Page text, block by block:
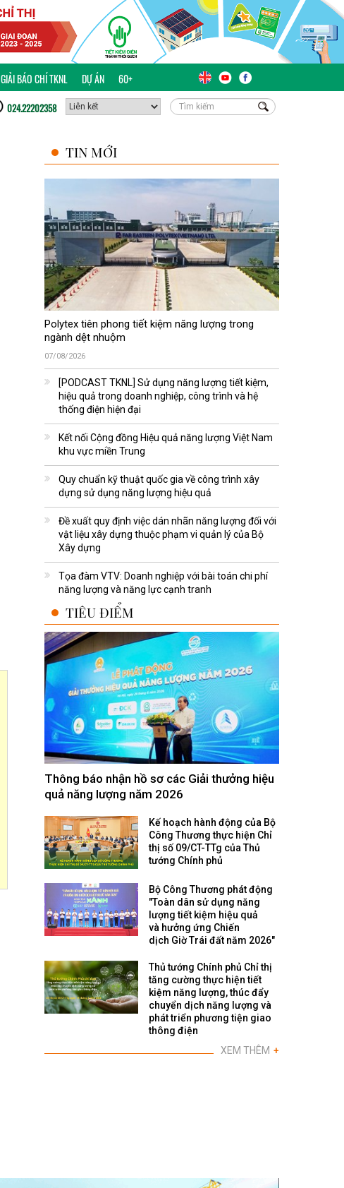
GIẢI BÁO CHÍ TKNL DỰ ÁN 60+
024.22202358
TIN MỚI
Polytex tiên phong tiết kiệm năng lượng trong
ngành dệt nhuộm
07/08/2026
[PODCAST TKNL] Sử dụng năng lượng tiết kiệm,
hiệu quả trong doanh nghiệp, công trình và hệ
thống điện hiện đại
Kết nối Cộng đồng Hiệu quả năng lượng Việt Nam
khu vực miền Trung
Quy chuẩn kỹ thuật quốc gia về công trình xây
dựng sử dụng năng lượng hiệu quả
Đề xuất quy định việc dán nhãn năng lượng đối với
vật liệu xây dựng thuộc phạm vi quản lý của Bộ
Xây dựng
Tọa đàm VTV: Doanh nghiệp với bài toán chi phí
năng lượng và năng lực cạnh tranh
TIÊU ĐIỂM
Thông báo nhận hồ sơ các Giải thưởng hiệu
quả năng lượng năm 2026
Kế hoạch hành động của Bộ
Công Thương thực hiện Chỉ
thị số 09/CT-TTg của Thủ
tướng Chính phủ
Bộ Công Thương phát động
"Toàn dân sử dụng năng
lượng tiết kiệm hiệu quả
và hưởng ứng Chiến
dịch Giờ Trái đất năm 2026"
Thủ tướng Chính phủ Chỉ thị
tăng cường thực hiện tiết
kiệm năng lượng, thúc đẩy
chuyển dịch năng lượng và
phát triển phương tiện giao
thông điện
XEM THÊM +